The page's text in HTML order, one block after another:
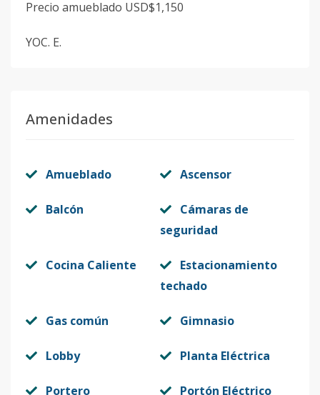
Precio amueblado USD$1,150
YOC. E.
Amenidades
Amueblado Ascensor
Balcón
Cámaras de
seguridad
Cocina Caliente
Estacionamiento
techado
Gas común Gimnasio
Lobby Planta Eléctrica
Portero Portón Eléctrico